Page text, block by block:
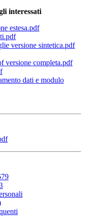
interessati
estesa.pdf
versione sintetica.pdf
versione completa.pdf
dati e modulo